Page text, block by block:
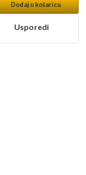
Dodaj u košaricu
Usporedi